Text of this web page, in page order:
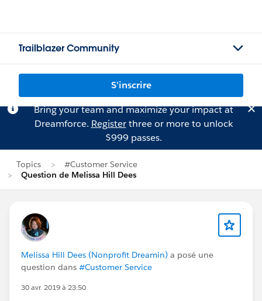
Trailblazer Community
S'inscrire
Bring your team and maximize your impact at
Dreamforce. Registerthree or more to unlock
$999 passes.
Topics
#Customer Service
Question de Melissa Hill Dees
Melissa Hill Dees (Nonprofit Dreamin) a posé une
question dans #Customer Service
30 avr. 2019 à 23:50